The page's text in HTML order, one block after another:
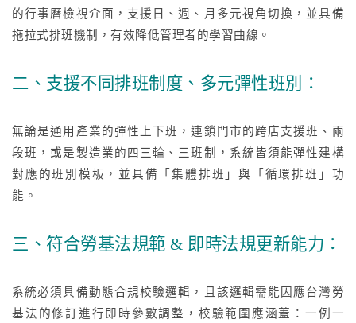
的行事曆檢視介面，支援日、週、月多元視角切換，並具備
拖拉式排班機制，有效降低管理者的學習曲線。
二、支援不同排班制度、多元彈性班別：
無論是通用產業的彈性上下班，連鎖門市的跨店支援班、兩
段班，或是製造業的四三輪、三班制，系統皆須能彈性建構
對應的班別模板，並具備「集體排班」與「循環排班」功
能。
三、符合勞基法規範 & 即時法規更新能力：
系統必須具備動態合規校驗邏輯，且該邏輯需能因應台灣勞
基法的修訂進行即時參數調整，校驗範圍應涵蓋：一例一